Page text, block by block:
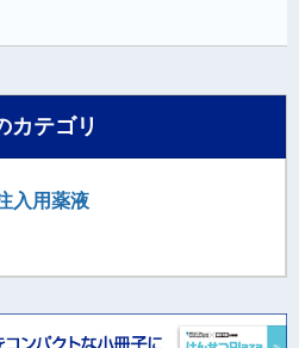
カテゴリ
入用薬液